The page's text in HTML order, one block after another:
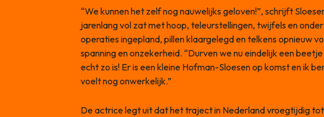
“We kunnen het zelf nog nauwelijks geloven!”, schrijft
jarenlang vol zat met hoop, teleurstellingen, twijfels en
operaties ingepland, pillen klaargelegd en telkens opnieuw
spanning en onzekerheid. “Durven we nu eindelijk een
echt zo is! Er is een kleine Hofman-Sloesen op komst en ik
voelt nog onwerkelijk.”
De actrice legt uit dat het traject in Nederland vroegtijdig